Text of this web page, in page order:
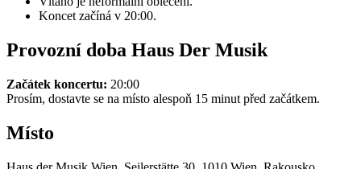
Koncet začíná v 20:00.
Provozní doba Haus Der Musik
Začátek koncertu: 20:00
Prosím, dostavte se na místo alespoň 15 minut před začátkem.
Místo